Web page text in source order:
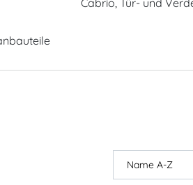
Cabrio, Tür- und